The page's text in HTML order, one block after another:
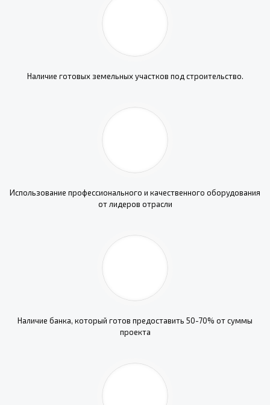
Наличие готовых земельных участков под строительство.
Использование профессионального и качественного оборудования
от лидеров отрасли
Наличие банка, который готов предоставить 50-70% от суммы
проекта